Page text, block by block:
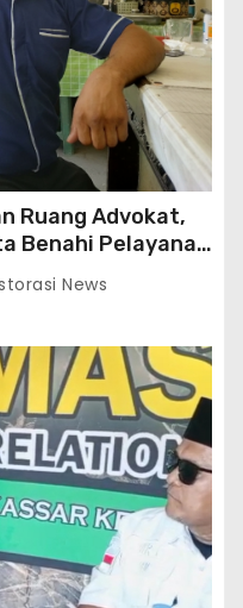
Ruang Advokat,
Benahi Pelayanan
News